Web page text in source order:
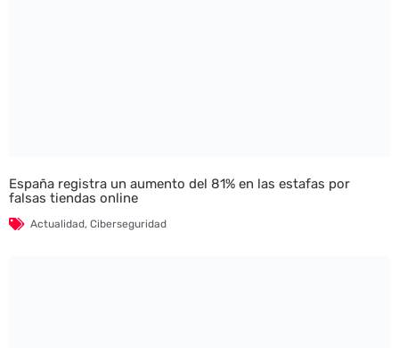
España registra un aumento del 81% en las estafas por
falsas tiendas online
Actualidad, Ciberseguridad